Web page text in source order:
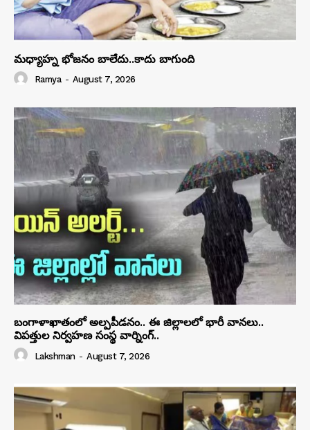
మధ్యాహ్న భోజనం బాలేదు..కాదు బాగుంది
Ramya - August 7, 2026
బంగాళాఖాతంలో అల్పపీడనం.. ఈ జిల్లాలలో భారీ వానలు..
విపత్తుల నిర్వహణ సంస్థ వార్నింగ్..
Lakshman - August 7, 2026